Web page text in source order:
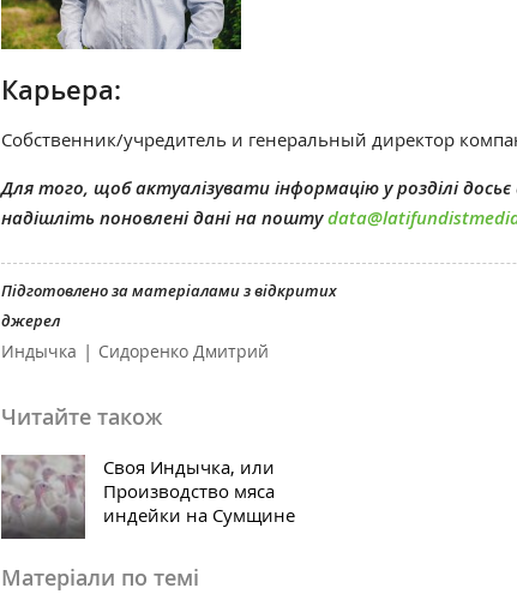
Карьера:
Собственник/учредитель и генеральный директор
Для того, щоб актуалізувати інформацію у розділі досьє
надішліть поновлені дані на пошту
Підготовлено за матеріалами з відкритих
джерел
Индычка | Сидоренко Дмитрий
Читайте також
Своя Индычка, или
Производство мяса
индейки на Сумщине
Матеріали по темі